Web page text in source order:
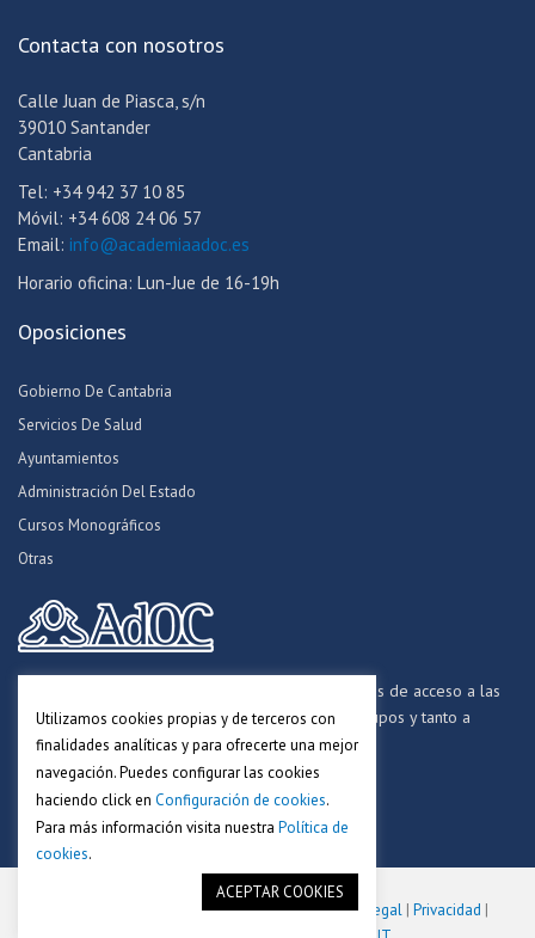
Contacta con nosotros
Calle Juan de Piasca, s/n
39010 Santander
Cantabria
Tel: +34 942 37 10 85
Móvil: +34 608 24 06 57
Email: info@academiaadoc.es
Horario oficina: Lun-Jue de 16-19h
Oposiciones
Gobierno De Cantabria
Servicios De Salud
Ayuntamientos
Administración Del Estado
Cursos Monográficos
Otras
Formamos opositores para los procesos selectivos de acceso a las
distintas Administraciones Públicas, a todos los grupos y tanto a
personal funcionario, laboral y estatutario.
Copyright © 2018-2025. Academia AdOC.Aviso Legal| Privacidad |
Utilizamos cookies propias y de terceros con
finalidades analíticas y para ofrecerte una mejor
navegación. Puedes configurar las cookies
haciendo click en Configuración de cookies.
Para más información visita nuestra Política de
cookies.
ACEPTAR COOKIES